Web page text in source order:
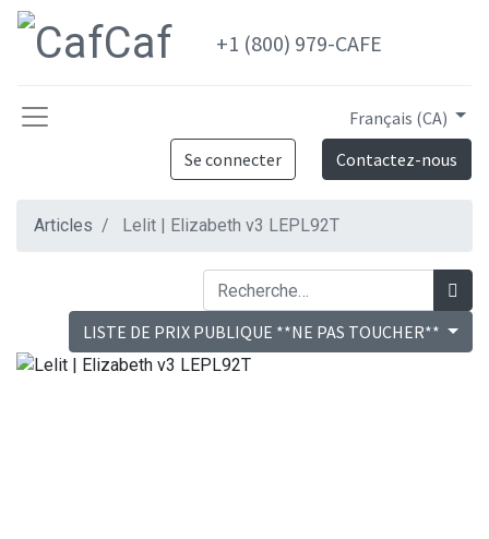
+1 (800) 979-CAFE
Se connecter Contactez-nous
Français (CA)
Articles Lelit | Elizabeth v3 LEPL92T
LISTE DE PRIX PUBLIQUE **NE PAS TOUCHER**